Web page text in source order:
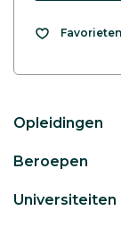
Favorieten
Opleidingen
Beroepen
Universiteiten